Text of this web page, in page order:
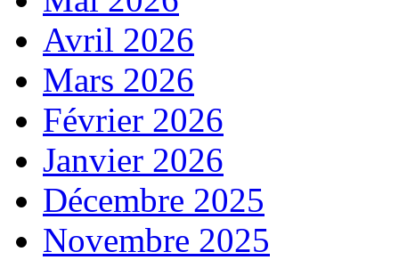
Avril 2026
Mars 2026
Février 2026
Janvier 2026
Décembre 2025
Novembre 2025